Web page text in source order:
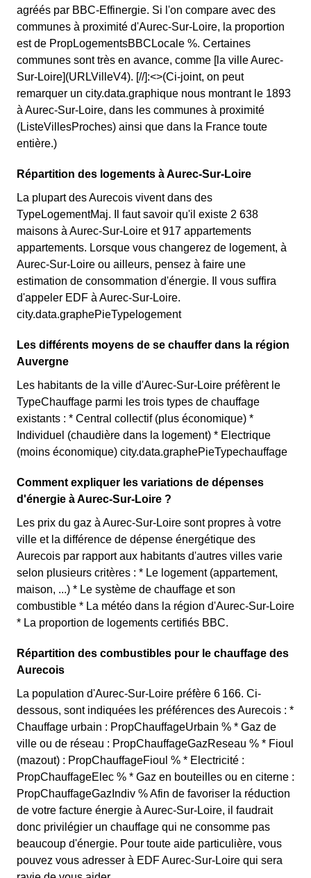
agréés par BBC-Effinergie. Si l'on compare avec des
communes à proximité d'Aurec-Sur-Loire, la proportion
est de PropLogementsBBCLocale %. Certaines
communes sont très en avance, comme [la ville Aurec-
Sur-Loire](URLVilleV4). [//]:<>(Ci-joint, on peut
remarquer un city.data.graphique nous montrant le 1893
à Aurec-Sur-Loire, dans les communes à proximité
(ListeVillesProches) ainsi que dans la France toute
entière.)
Répartition des logements à Aurec-Sur-Loire
La plupart des Aurecois vivent dans des
TypeLogementMaj. Il faut savoir qu'il existe 2 638
maisons à Aurec-Sur-Loire et 917 appartements
appartements. Lorsque vous changerez de logement, à
Aurec-Sur-Loire ou ailleurs, pensez à faire une
estimation de consommation d'énergie. Il vous suffira
d'appeler EDF à Aurec-Sur-Loire.
city.data.graphePieTypelogement
Les différents moyens de se chauffer dans la région
Auvergne
Les habitants de la ville d'Aurec-Sur-Loire préfèrent le
TypeChauffage parmi les trois types de chauffage
existants : * Central collectif (plus économique) *
Individuel (chaudière dans la logement) * Electrique
(moins économique) city.data.graphePieTypechauffage
Comment expliquer les variations de dépenses
d'énergie à Aurec-Sur-Loire ?
Les prix du gaz à Aurec-Sur-Loire sont propres à votre
ville et la différence de dépense énergétique des
Aurecois par rapport aux habitants d'autres villes varie
selon plusieurs critères : * Le logement (appartement,
maison, ...) * Le système de chauffage et son
combustible * La météo dans la région d'Aurec-Sur-Loire
* La proportion de logements certifiés BBC.
Répartition des combustibles pour le chauffage des
Aurecois
La population d'Aurec-Sur-Loire préfère 6 166. Ci-
dessous, sont indiquées les préférences des Aurecois : *
Chauffage urbain : PropChauffageUrbain % * Gaz de
ville ou de réseau : PropChauffageGazReseau % * Fioul
(mazout) : PropChauffageFioul % * Electricité :
PropChauffageElec % * Gaz en bouteilles ou en citerne :
PropChauffageGazIndiv % Afin de favoriser la réduction
de votre facture énergie à Aurec-Sur-Loire, il faudrait
donc privilégier un chauffage qui ne consomme pas
beaucoup d'énergie. Pour toute aide particulière, vous
pouvez vous adresser à EDF Aurec-Sur-Loire qui sera